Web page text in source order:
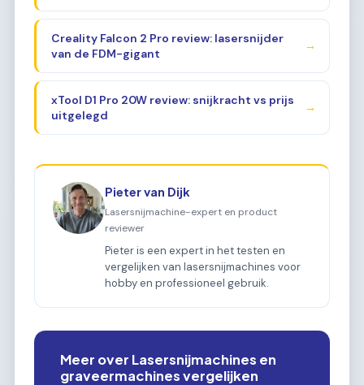
Creality Falcon 2 Pro review: lasersnijder
van de FDM-gigant
→
xTool D1 Pro 20W review: snijkracht vs prijs
uitgelegd
→
Pieter van Dijk
Lasersnijmachine-expert en product
reviewer
Pieter is een expert in het testen en
vergelijken van lasersnijmachines voor
hobby en professioneel gebruik.
Meer over Lasersnijmachines en
graveermachines vergelijken